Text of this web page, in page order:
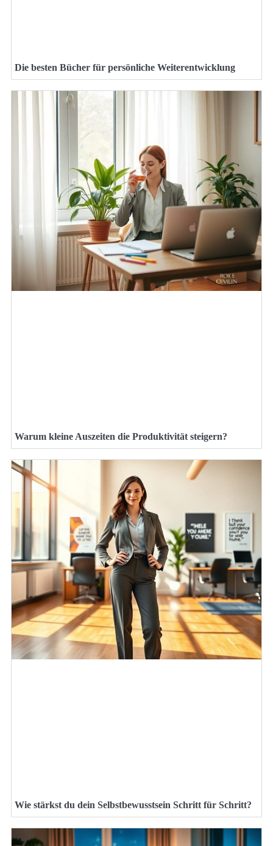
Die besten Bücher für persönliche Weiterentwicklung
Warum kleine Auszeiten die Produktivität steigern?
Wie stärkst du dein Selbstbewusstsein Schritt für Schritt?